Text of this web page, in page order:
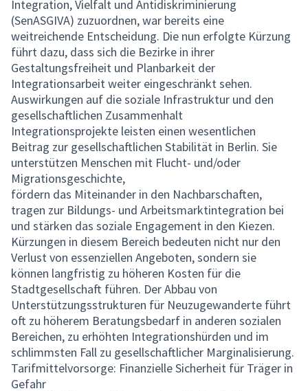
Integration, Vielfalt und Antidiskriminierung
(SenASGIVA) zuzuordnen, war bereits eine
weitreichende Entscheidung. Die nun erfolgte Kürzung
führt dazu, dass sich die Bezirke in ihrer
Gestaltungsfreiheit und Planbarkeit der
Integrationsarbeit weiter eingeschränkt sehen.
Auswirkungen auf die soziale Infrastruktur und den
gesellschaftlichen Zusammenhalt
Integrationsprojekte leisten einen wesentlichen
Beitrag zur gesellschaftlichen Stabilität in Berlin. Sie
unterstützen Menschen mit Flucht- und/oder
Migrationsgeschichte,
fördern das Miteinander in den Nachbarschaften,
tragen zur Bildungs- und Arbeitsmarktintegration bei
und stärken das soziale Engagement in den Kiezen.
Kürzungen in diesem Bereich bedeuten nicht nur den
Verlust von essenziellen Angeboten, sondern sie
können langfristig zu höheren Kosten für die
Stadtgesellschaft führen. Der Abbau von
Unterstützungsstrukturen für Neuzugewanderte führt
oft zu höherem Beratungsbedarf in anderen sozialen
Bereichen, zu erhöhten Integrationshürden und im
schlimmsten Fall zu gesellschaftlicher Marginalisierung.
Tarifmittelvorsorge: Finanzielle Sicherheit für Träger in
Gefahr